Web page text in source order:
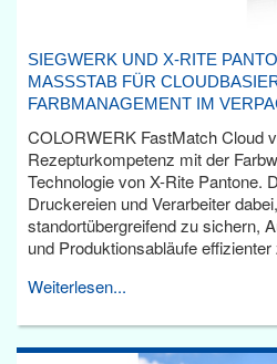
SIEGWERK UND X-RITE
MASSSTAB FÜR
ARBMANAGEMENT IM
COLORWERK FastMatch Cloud
Rezepturkompetenz mit der
Technologie von X-Rite Pantone.
Druckereien und Verarbeiter
standortübergreifend zu sichern,
und Produktionsabläufe
Weiterlesen...